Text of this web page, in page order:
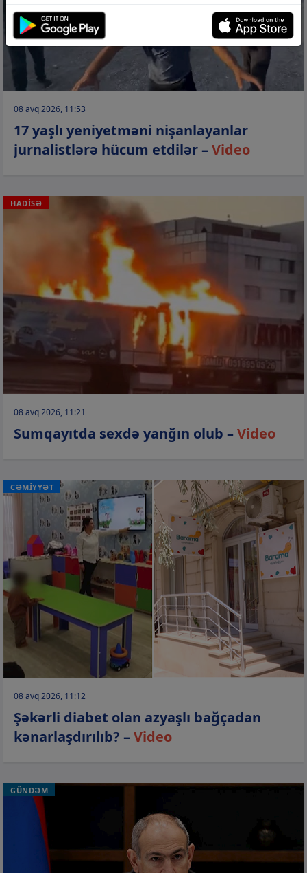
08 avq 2026, 11:53
17 yaşlı yeniyetməni nişanlayanlar
jurnalistlərə hücum etdilər –Video
HADİSƏ
08 avq 2026, 11:21
Sumqayıtda sexdə yanğın olub –Video
CƏMİYYƏT
08 avq 2026, 11:12
Şəkərli diabet olan azyaşlı bağçadan
kənarlaşdırılıb? –Video
GÜNDƏM